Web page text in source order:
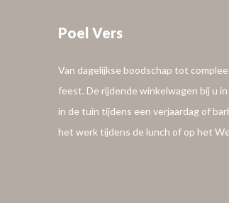
Poel Vers
Van dagelijkse boodschap tot
feest. De rijdende winkelwagen bij u
in de tuin tijdens een verjaardag of
het werk tijdens de lunch of op het